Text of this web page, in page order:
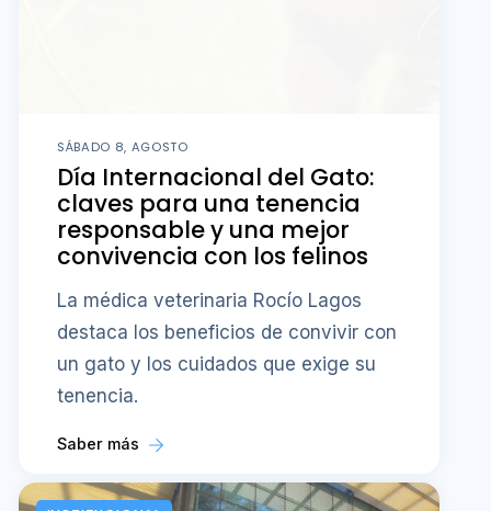
SÁBADO 8, AGOSTO
Día Internacional del Gato:
claves para una tenencia
responsable y una mejor
convivencia con los felinos
La médica veterinaria Rocío Lagos
destaca los beneficios de convivir con
un gato y los cuidados que exige su
tenencia.
Saber más